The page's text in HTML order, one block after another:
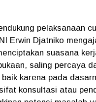
pelaksanaan
Erwin Djatniko
suasana
saling percaya
karena pada
konsultasi atau